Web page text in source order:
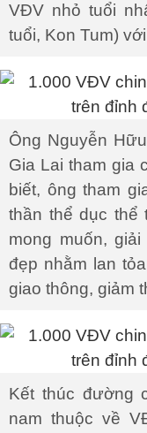
VĐV nhỏ tuổi
tuổi, Kon Tum)
Ông Nguyễn
Gia Lai tham gia
biết, ông tham
thần thể dục thể
mong muốn,
đẹp nhằm lan
giao thông, giảm
Kết thúc đường
nam thuộc về